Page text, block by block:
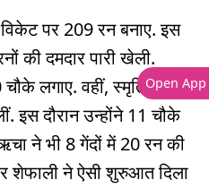
पर 209 रन बनाए. इस
की दमदार पारी खेली.
चौके लगाए. वहीं, स्मृति ने 74
इस दौरान उन्होंने 11 चौके
ने भी 8 गेंदों में 20 रन की
शेफाली ने ऐसी शुरुआत दिला
Open App